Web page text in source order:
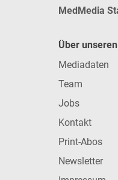
MedMedia
Über
Mediadaten
Team
Jobs
Kontakt
Print-Abos
Newsletter